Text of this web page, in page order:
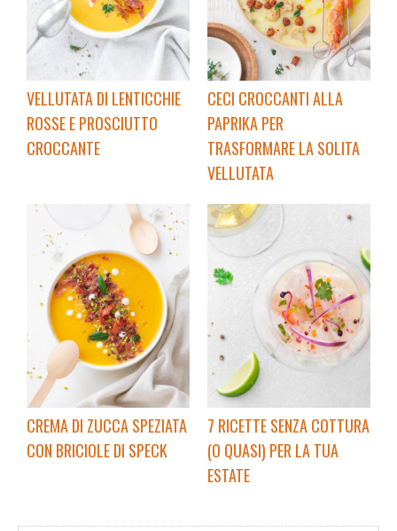
VELLUTATA DI LENTICCHIE
ROSSE E PROSCIUTTO
CROCCANTE
CECI CROCCANTI ALLA
PAPRIKA PER
TRASFORMARE LA SOLITA
VELLUTATA
CREMA DI ZUCCA SPEZIATA
CON BRICIOLE DI SPECK
7 RICETTE SENZA COTTURA
(O QUASI) PER LA TUA
ESTATE